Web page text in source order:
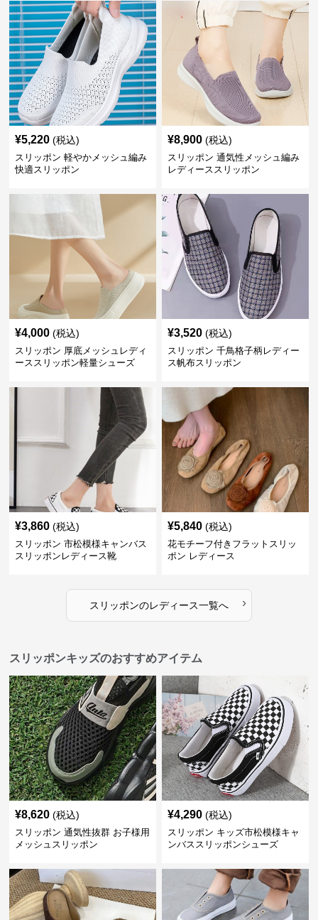
¥5,220 (税込)
スリッポン 軽やかメッシュ編み
快適スリッポン
¥8,900 (税込)
スリッポン 通気性メッシュ編み
レディーススリッポン
¥4,000 (税込)
スリッポン 厚底メッシュレディ
ーススリッポン軽量シューズ
¥3,520 (税込)
スリッポン 千鳥格子柄レディー
ス帆布スリッポン
¥3,860 (税込)
スリッポン 市松模様キャンバス
スリッポンレディース靴
¥5,840 (税込)
花モチーフ付きフラットスリッ
ポン レディース
スリッポンのレディース一覧へ ›
スリッポンキッズのおすすめアイテム
¥8,620 (税込)
スリッポン 通気性抜群 お子様用
メッシュスリッポン
¥4,290 (税込)
スリッポン キッズ市松模様キャ
ンバススリッポンシューズ